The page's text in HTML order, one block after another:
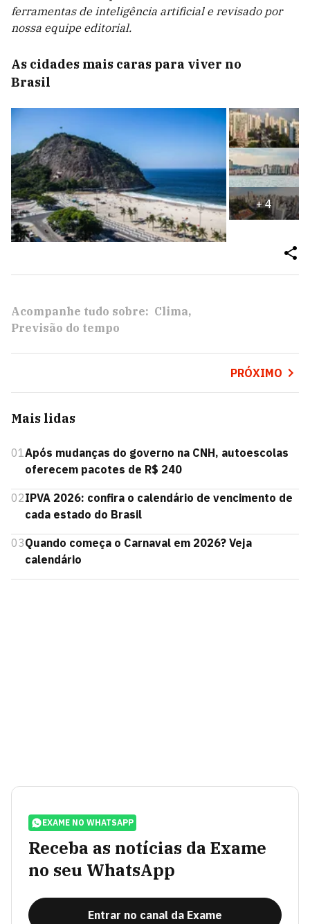
ferramentas de inteligência artificial e revisado por
nossa equipe editorial.
As cidades mais caras para viver no
Brasil
+4
Acompanhe tudo sobre: Clima
Previsão do tempo
PRÓXIMO
Mais lidas
01Após mudanças do governo na CNH, autoescolas
oferecem pacotes de R$ 240
02IPVA 2026: confira o calendário de vencimento de
cada estado do Brasil
03Quando começa o Carnaval em 2026? Veja
calendário
EXAME NO WHATSAPP
Receba as notícias da Exame
no seu WhatsApp
Entrar no canal da Exame